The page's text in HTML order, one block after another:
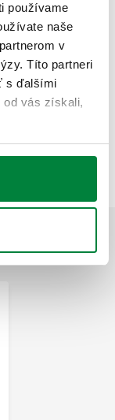
používame
naše
v
Títo partneri
s ďalšími
od vás získali,
Skopírovať
FAST
a nečistoty.